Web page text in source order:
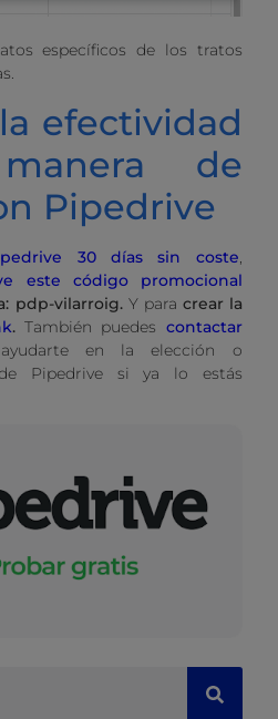
específicos de los tratos
efectividad
de
Pipedrive
30 días sin coste,
este código promocional
pdp-vilarroig.Y para crear la
.También puedes contactar
en la elección o
Pipedrive si ya lo estás